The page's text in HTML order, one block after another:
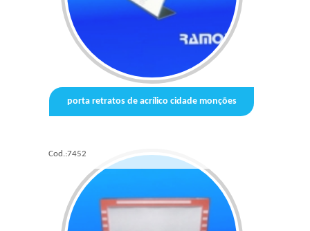
porta retratos de acrílico cidade monções
Cod.:7452